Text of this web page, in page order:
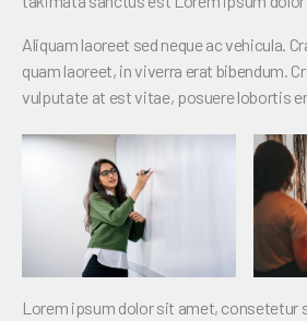
Aliquam laoreet sed neque ac vehicula.
quam laoreet, in viverra erat bibendum.
vulputate at est vitae, posuere lobortis
Lorem ipsum dolor sit amet, consetetur